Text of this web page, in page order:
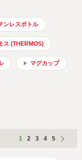
ンレスボトル
ス (THERMOS)
マグカップ
1 2 3 4 5